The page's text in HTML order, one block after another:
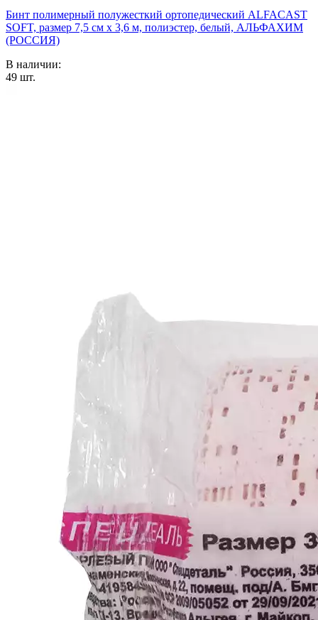
Бинт полимерный полужесткий ортопедический ALFACAST
SOFT, размер 7,5 см х 3,6 м, полиэстер, белый, АЛЬФАХИМ
(РОССИЯ)
В наличии:
49 шт.